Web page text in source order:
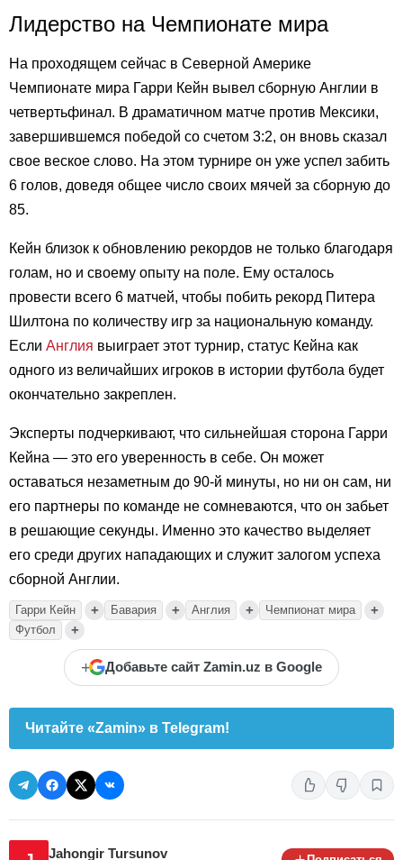
Лидерство на Чемпионате мира
На проходящем сейчас в Северной Америке
Чемпионате мира Гарри Кейн вывел сборную Англии в
четвертьфинал. В драматичном матче против Мексики,
завершившемся победой со счетом 3:2, он вновь сказал
свое веское слово. На этом турнире он уже успел забить
6 голов, доведя общее число своих мячей за сборную до
85.
Кейн близок к обновлению рекордов не только благодаря
голам, но и своему опыту на поле. Ему осталось
провести всего 6 матчей, чтобы побить рекорд Питера
Шилтона по количеству игр за национальную команду.
Если Англия выиграет этот турнир, статус Кейна как
одного из величайших игроков в истории футбола будет
окончательно закреплен.
Эксперты подчеркивают, что сильнейшая сторона Гарри
Кейна — это его уверенность в себе. Он может
оставаться незаметным до 90-й минуты, но ни он сам, ни
его партнеры по команде не сомневаются, что он забьет
в решающие секунды. Именно это качество выделяет
его среди других нападающих и служит залогом успеха
сборной Англии.
Гарри Кейн + Бавария + Англия + Чемпионат мира +
Футбол +
+ Добавьте сайт Zamin.uz в Google
Читайте «Zamin» в Telegram!
Jahongir Tursunov